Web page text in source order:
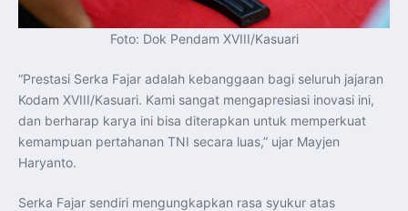
Foto: Dok Pendam XVIII/Kasuari
“Prestasi Serka Fajar adalah kebanggaan bagi seluruh jajaran
Kodam XVIII/Kasuari. Kami sangat mengapresiasi inovasi ini,
dan berharap karya ini bisa diterapkan untuk memperkuat
kemampuan pertahanan TNI secara luas,” ujar Mayjen
Haryanto.
Serka Fajar sendiri mengungkapkan rasa syukur atas